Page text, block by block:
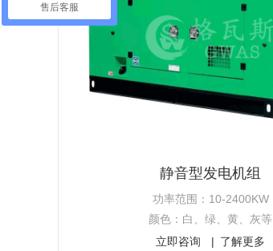
静音型发电机组
功率范围：10-2400KW
颜色：白、绿、黄、灰等
立即咨询
了解更多
售后客服